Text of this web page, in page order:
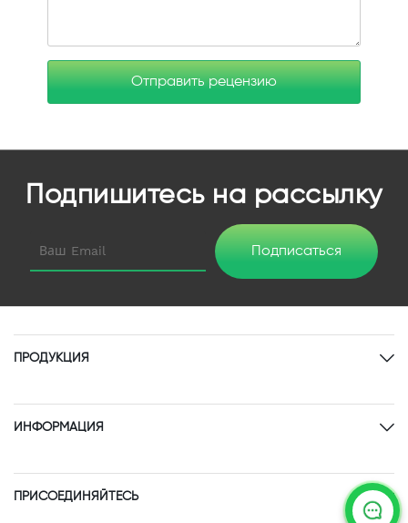
Отправить рецензию
Подпишитесь на рассылку
Подписаться
ПРОДУКЦИЯ
ИНФОРМАЦИЯ
ПРИСОЕДИНЯЙТЕСЬ